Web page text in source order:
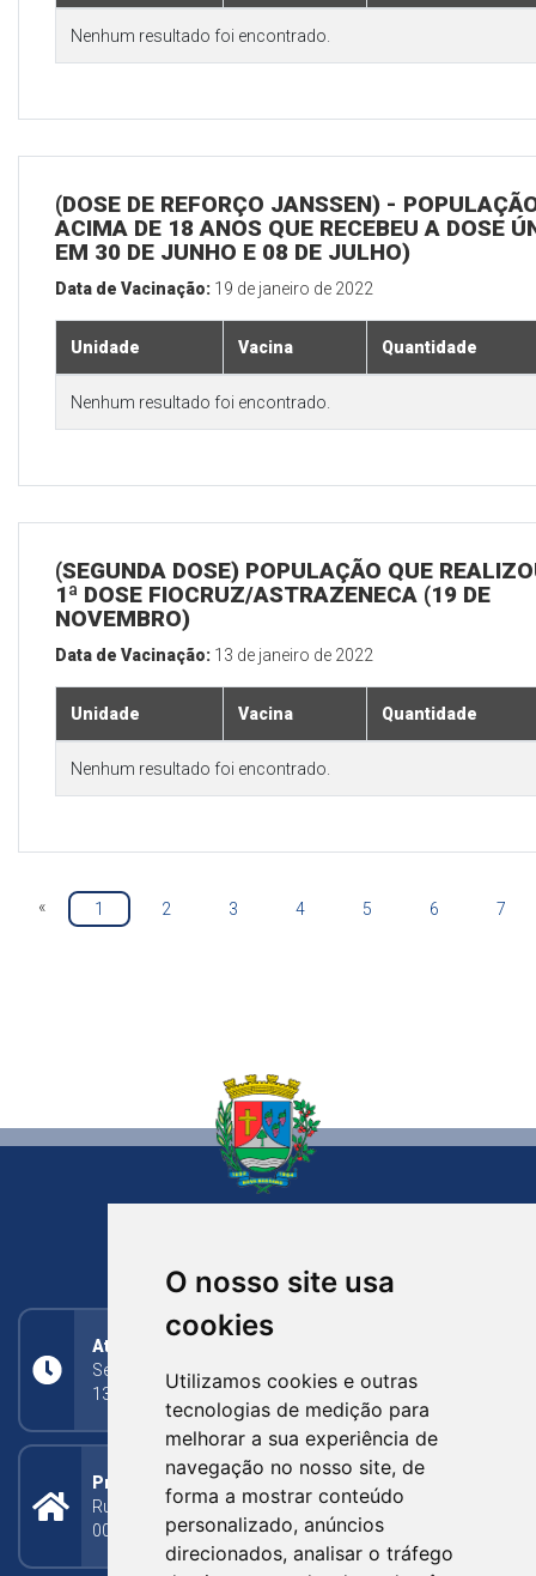
O nosso site usa
cookies
Utilizamos cookies e outras
tecnologias de medição para
melhorar a sua experiência de
navegação no nosso site, de
forma a mostrar conteúdo
personalizado, anúncios
direcionados, analisar o tráfego
Nenhum resultado foi encontrado.
(DOSE DE REFORÇO JANSSEN) -
ACIMA DE 18 ANOS QUE RECEBEU A DOSE
EM 30 DE JUNHO E 08 DE JULHO)
Data de Vacinação: 19 de janeiro de 2022
Unidade Vacina Quantidade
Nenhum resultado foi encontrado.
(SEGUNDA DOSE) POPULAÇÃO QUE
1ª DOSE FIOCRUZ/ASTRAZENECA (19 DE
NOVEMBRO)
Data de Vacinação: 13 de janeiro de 2022
Unidade Vacina Quantidade
Nenhum resultado foi encontrado.
« 1 2 3 4 5 6 7
Atendimento
Segunda a Sexta: 8h às 11h30min (manhã);
13h30min às 17h (tarde)
Prefeitura Municipal
Rua Silva Jardim, 505 - Bairro Centro - CEP: 95340-
000